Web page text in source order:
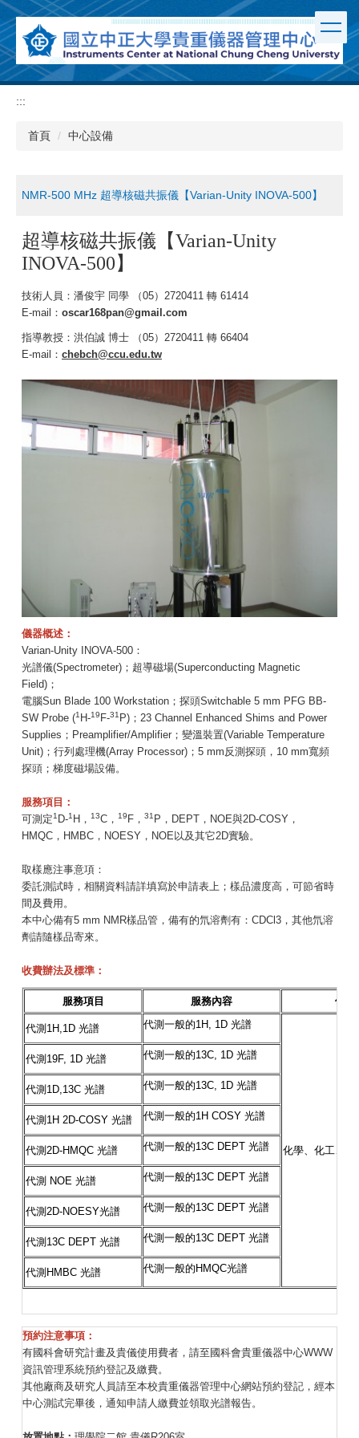
跳
到
主
要
內
:::
首頁 中心設備
NMR-500 MHz 超導核磁共振儀【Varian-Unity INOVA-500】
超導核磁共振儀【Varian-Unity
INOVA-500】
技術人員：潘俊宇 同學 （05）2720411 轉 61414
E-mail： oscar168pan@gmail.com
指導教授：洪伯誠 博士 （05）2720411 轉 66404
E-mail： chebch@ccu.edu.tw
儀器概述：
Varian-Unity INOVA-500：
光譜儀(Spectrometer)；超導磁場(Superconducting Magnetic
Field)；
電腦Sun Blade 100 Workstation；探頭Switchable 5 mm PFG BB-
SW Probe (1 H-19 F-31 P)；23 Channel Enhanced Shims and Power
Supplies；Preamplifier/Amplifier；變溫裝置(Variable Temperature
Unit)；行列處理機(Array Processor)；5 mm反測探頭，10 mm寬頻
探頭；梯度磁場設備。
服務項目：
可測定1 D-1 H， 13C， 19 F， 31 P，DEPT，NOE與2D-COSY，
HMQC，HMBC，NOESY，NOE以及其它2D實驗。
取樣應注事意項：
委託測試時，相關資料請詳填寫於申請表上；樣品濃度高，可節省時
間及費用。
本中心備有5 mm NMR樣品管，備有的氘溶劑有：CDCl3，其他氘溶
劑請隨樣品寄來。
收費辦法及標準：
服務項目 服務內容 使用
代測 1H,1D 光譜 代測一般的1H, 1D光譜
化學、化工、生
代測 19F, 1D 光譜 代測一般的13C, 1D光譜
代測 1D,13C 光譜 代測一般的13C, 1D光譜
代測 1H 2D-COSY 光譜 代測一般的1H COSY光譜
代測 2D-HMQC 光譜 代測一般的13C DEPT光譜
代測 NOE 光譜 代測一般的13C DEPT光譜
代測 2D-NOESY光譜 代測一般的13C DEPT光譜
代測 13C DEPT 光譜 代測一般的13C DEPT光譜
代測 HMBC 光譜 代測一般的 HMQC光譜
預約注意事項：
有國科會研究計畫及貴儀使用費者，請至國科會貴重儀器中心WWW
資訊管理系統預約登記及繳費。
其他廠商及研究人員請至本校貴重儀器管理中心網站預約登記，經本
中心測試完畢後，通知申請人繳費並領取光譜報告。